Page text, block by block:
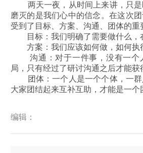
两天一夜，从时间上来讲，只是
磨灭的是我们心中的信念。在这次
受到了目标、方案、沟通、团体的重
目标：我们明确了需要做什么，
方案：我们应该如何做，如何执
沟通：对于一件事，没有一个
局，只有经过了研讨沟通之后才能获
团体：一个人是一个个体，一群
大家团结起来互补互助，才能是一个
编辑：